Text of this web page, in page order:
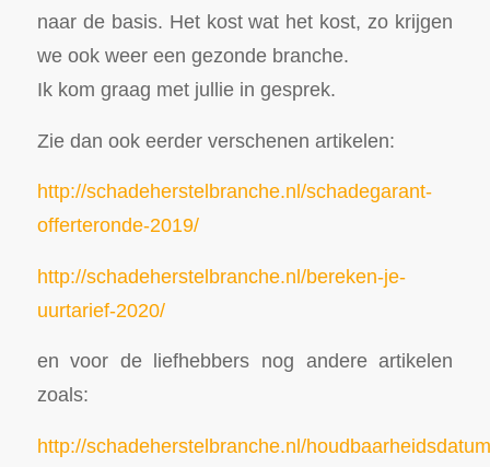
naar de basis. Het kost wat het kost, zo krijgen
we ook weer een gezonde branche.
Ik kom graag met jullie in gesprek.
Zie dan ook eerder verschenen artikelen:
http://schadeherstelbranche.nl/schadegarant-
offerteronde-2019/
http://schadeherstelbranche.nl/bereken-je-
uurtarief-2020/
en voor de liefhebbers nog andere artikelen
zoals:
http://schadeherstelbranche.nl/